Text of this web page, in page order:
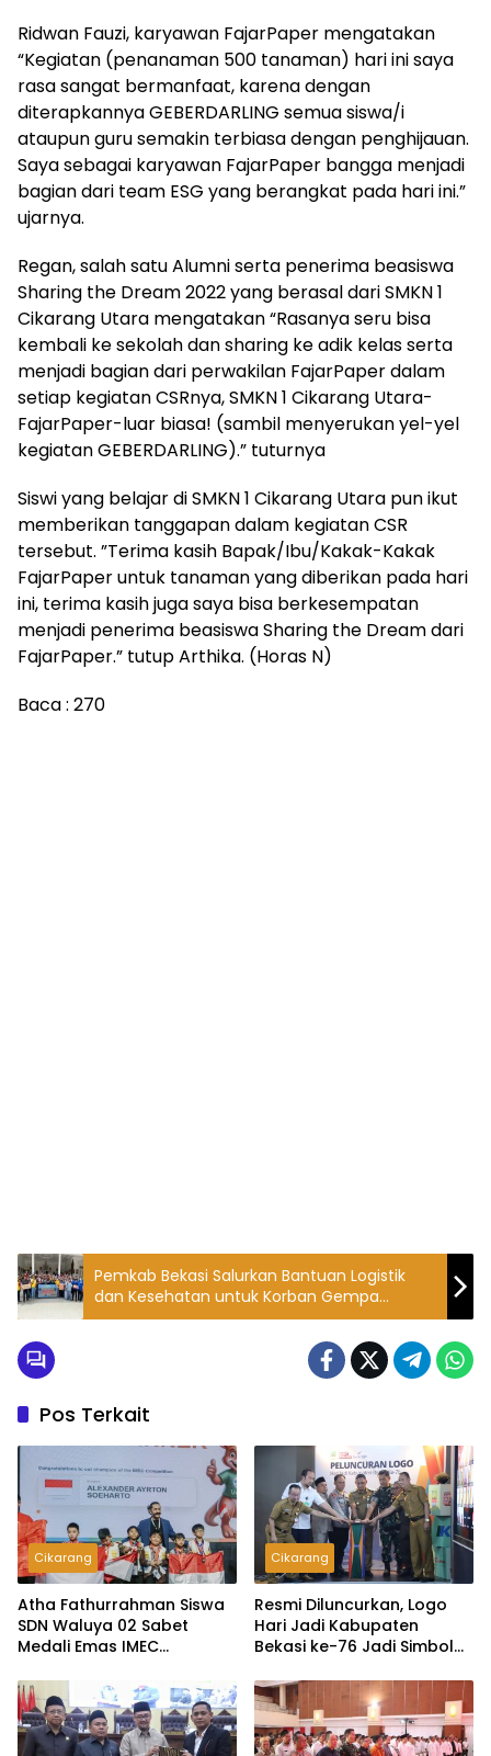
Ridwan Fauzi, karyawan FajarPaper mengatakan
“Kegiatan (penanaman 500 tanaman) hari ini saya
rasa sangat bermanfaat, karena dengan
diterapkannya GEBERDARLING semua siswa/i
ataupun guru semakin terbiasa dengan penghijauan.
Saya sebagai karyawan FajarPaper bangga menjadi
bagian dari team ESG yang berangkat pada hari ini.”
ujarnya.
Regan, salah satu Alumni serta penerima beasiswa
Sharing the Dream 2022 yang berasal dari SMKN 1
Cikarang Utara mengatakan “Rasanya seru bisa
kembali ke sekolah dan sharing ke adik kelas serta
menjadi bagian dari perwakilan FajarPaper dalam
setiap kegiatan CSRnya, SMKN 1 Cikarang Utara-
FajarPaper-luar biasa! (sambil menyerukan yel-yel
kegiatan GEBERDARLING).” tuturnya
Siswi yang belajar di SMKN 1 Cikarang Utara pun ikut
memberikan tanggapan dalam kegiatan CSR
tersebut. ”Terima kasih Bapak/Ibu/Kakak-Kakak
FajarPaper untuk tanaman yang diberikan pada hari
ini, terima kasih juga saya bisa berkesempatan
menjadi penerima beasiswa Sharing the Dream dari
FajarPaper.” tutup Arthika. (Horas N)
Baca : 270
Pemkab Bekasi Salurkan Bantuan Logistik
dan Kesehatan untuk Korban Gempa
Cianjur
Pos Terkait
Cikarang
Atha Fathurrahman Siswa
SDN Waluya 02 Sabet
Medali Emas IMEC
Cikarang
Resmi Diluncurkan, Logo
Hari Jadi Kabupaten
Bekasi ke-76 Jadi Simbol
Hari Jadi Daerah